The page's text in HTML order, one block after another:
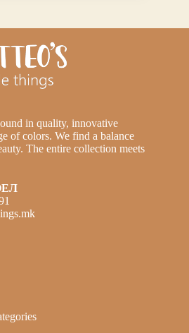
in quality, innovative
of colors. We find a balance
The entire collection meets